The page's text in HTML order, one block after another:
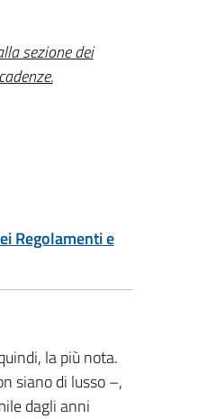
sezione dei
Regolamenti e
la più nota.
siano di lusso –,
dagli anni